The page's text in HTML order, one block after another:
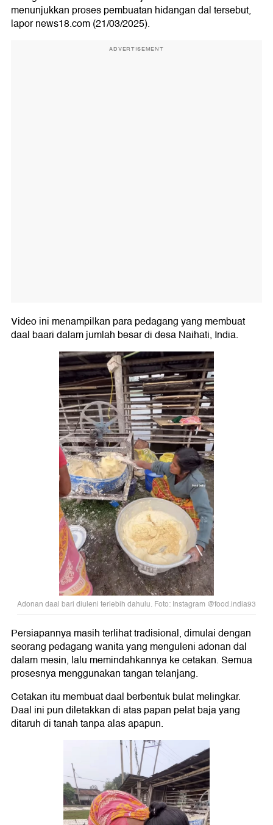
menunjukkan proses pembuatan hidangan dal tersebut,
lapor news18.com (21/03/2025).
ADVERTISEMENT
Video ini menampilkan para pedagang yang membuat
daal baari dalam jumlah besar di desa Naihati, India.
Adonan daal bari diuleni terlebih dahulu. Foto: Instagram @food.india93
Persiapannya masih terlihat tradisional, dimulai dengan
seorang pedagang wanita yang menguleni adonan dal
dalam mesin, lalu memindahkannya ke cetakan. Semua
prosesnya menggunakan tangan telanjang.
Cetakan itu membuat daal berbentuk bulat melingkar.
Daal ini pun diletakkan di atas papan pelat baja yang
ditaruh di tanah tanpa alas apapun.